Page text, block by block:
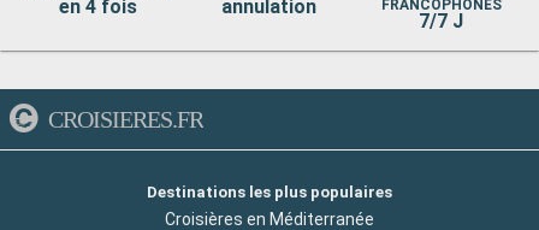
en 4 fois annulation
FRANCOPHONES
7/7 J
CROISIERES.FR
Destinations les plus populaires
Croisières en Méditerranée